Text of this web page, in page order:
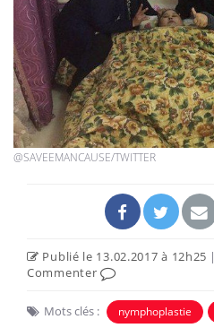
@SAVEEMANCAUSE/TWITTER
Publié le 13.02.2017 à 12h25
Commenter
Mots clés : nymphoplastie